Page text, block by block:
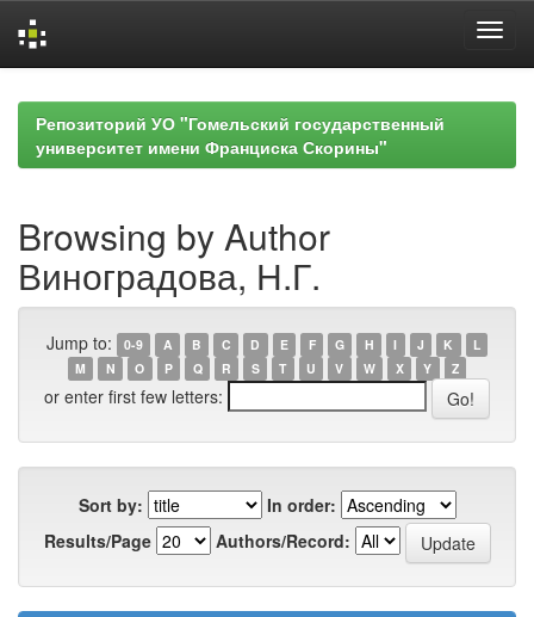
navigationРепозиторий УО "Гомельский государственный
университет имени Франциска Скорины"
Browsing by Author
Виноградова, Н.Г.
Jump to: 0-9 A B C D E F G H I J K
L
M
N O P Q R S T U V W X Y Z
or enter first few letters:
Sort by:
In order:
Results/Page
Authors/Record: